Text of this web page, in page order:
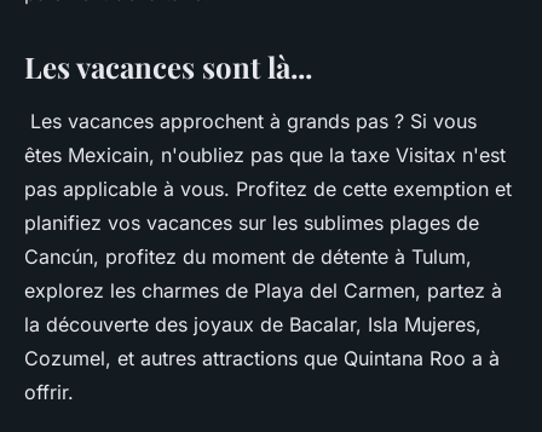
Les vacances sont là...
Les vacances approchent à grands pas ? Si vous
êtes Mexicain, n'oubliez pas que la taxe Visitax n'est
pas applicable à vous. Profitez de cette exemption et
planifiez vos vacances sur les sublimes plages de
Cancún, profitez du moment de détente à Tulum,
explorez les charmes de Playa del Carmen, partez à
la découverte des joyaux de Bacalar, Isla Mujeres,
Cozumel, et autres attractions que Quintana Roo a à
offrir.